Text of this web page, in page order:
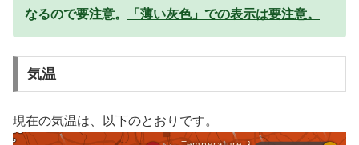
なるので要注意。
「薄い灰色」での表示は要注意。
気温
現在の気温は、以下のとおりです。